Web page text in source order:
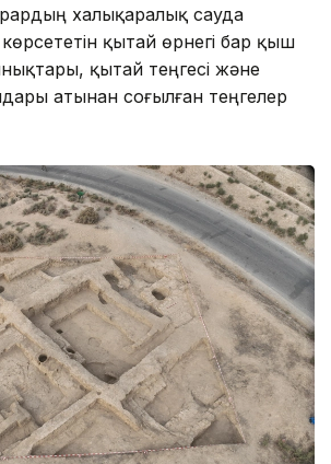
халықаралық сауда
қытай өрнегі бар қыш
қытай теңгесі және
атынан соғылған теңгелер